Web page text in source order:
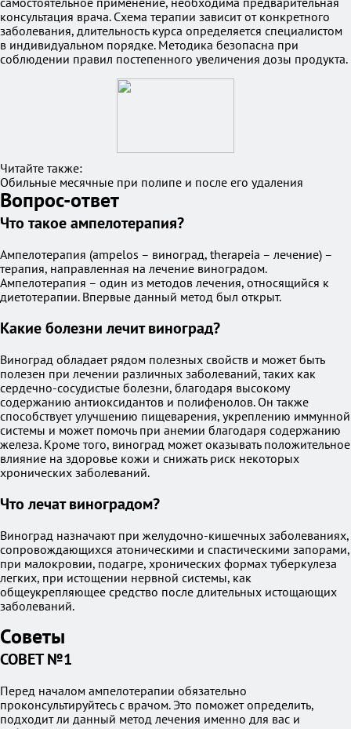
консультация врача. Схема терапии зависит от конкретного
заболевания, длительность курса определяется специалистом
в индивидуальном порядке. Методика безопасна при
соблюдении правил постепенного увеличения дозы продукта.
Читайте также:
Обильные месячные при полипе и после его удаления
Вопрос-ответ
Что такое ампелотерапия?
Ампелотерапия (ampelos – виноград, therapeia – лечение) –
терапия, направленная на лечение виноградом.
Ампелотерапия – один из методов лечения, относящийся к
диетотерапии. Впервые данный метод был открыт.
Какие болезни лечит виноград?
Виноград обладает рядом полезных свойств и может быть
полезен при лечении различных заболеваний, таких как
сердечно-сосудистые болезни, благодаря высокому
содержанию антиоксидантов и полифенолов. Он также
способствует улучшению пищеварения, укреплению иммунной
системы и может помочь при анемии благодаря содержанию
железа. Кроме того, виноград может оказывать положительное
влияние на здоровье кожи и снижать риск некоторых
хронических заболеваний.
Что лечат виноградом?
Виноград назначают при желудочно-кишечных заболеваниях,
сопровождающихся атоническими и спастическими запорами,
при малокровии, подагре, хронических формах туберкулеза
легких, при истощении нервной системы, как
общеукрепляющее средство после длительных истощающих
заболеваний.
Советы
СОВЕТ №1
Перед началом ампелотерапии обязательно
проконсультируйтесь с врачом. Это поможет определить,
подходит ли данный метод лечения именно для вас и